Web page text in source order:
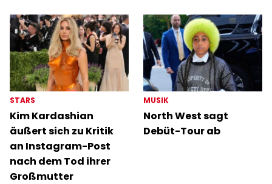
STARS
Kim Kardashian
äußert sich zu Kritik
an Instagram-Post
nach dem Tod ihrer
Großmutter
MUSIK
North West sagt
Debüt-Tour ab